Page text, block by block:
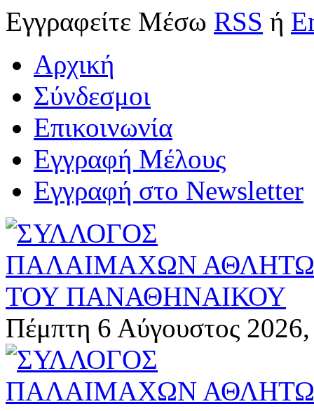
Εγγραφείτε Μέσω RSS ή
Αρχική
Σύνδεσμοι
Επικοινωνία
Εγγραφή Μέλους
Εγγραφή στο Newsletter
Πέμπτη 6 Αύγουστος